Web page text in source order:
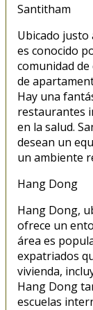
Santitham
Ubicado justo
es conocido
comunidad
de
Hay una
restaurantes
en la salud.
desean un
un ambiente
Hang Dong
Hang Dong,
ofrece un
área es
expatriados
vivienda,
Hang Dong
escuelas